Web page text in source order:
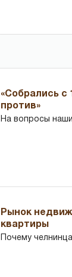
«Собрались
против»
На вопросы
Рынок
квартиры
Почему